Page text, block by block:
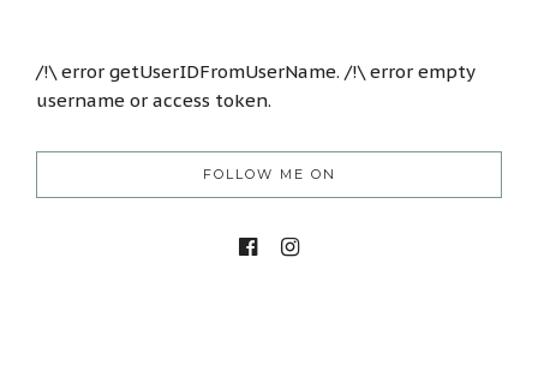
/!\ error getUserIDFromUserName. /!\ error empty
username or access token.
FOLLOW ME ON